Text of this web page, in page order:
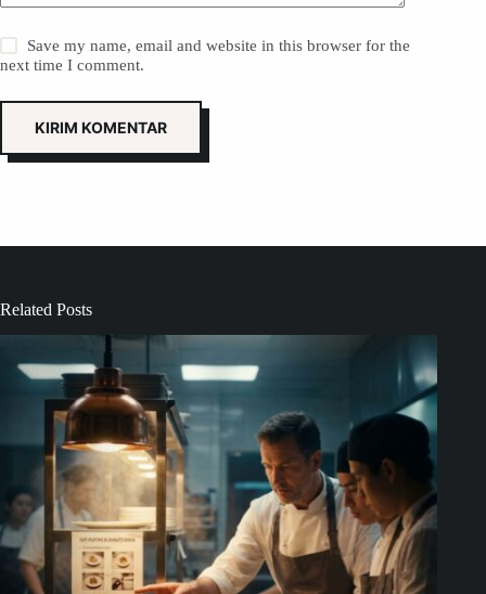
Save my name, email and website in this browser for the
next time I comment.
KIRIM KOMENTAR
Related Posts